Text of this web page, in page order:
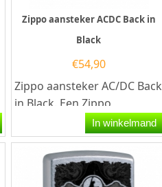
Zippo aansteker ACDC Back in
Black
€54,90
Zippo aansteker AC/DC Back
in Black. Een Zippo
aansteker is een
kwalitatief...
In winkelmand